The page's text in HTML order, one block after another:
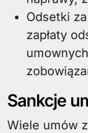
Odsetki
zapłaty
Sankcje
Wiele umów